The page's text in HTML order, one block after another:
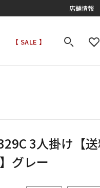
店舗情報
【 SALE 】
3人掛け【
グレー